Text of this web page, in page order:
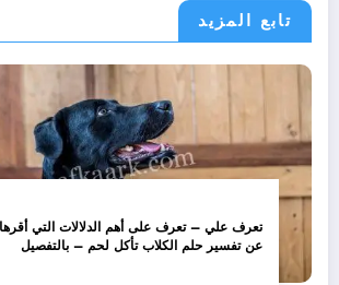
تابع المزيد
تعرف علي – تعرف على أهم الدلالات التي
عن تفسير حلم الكلاب تأكل لحم – بالتفصيل